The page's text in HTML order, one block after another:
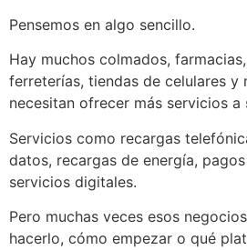
Pensemos en algo sencillo.
Hay muchos colmados,
ferreterías, tiendas de celulares y
necesitan ofrecer más servicios a
Servicios como recargas
datos, recargas de energía,
servicios digitales.
Pero muchas veces esos
hacerlo, cómo empezar o qué